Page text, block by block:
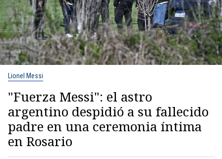
Lionel Messi
"Fuerza Messi": el astro
argentino despidió a su fallecido
padre en una ceremonia íntima
en Rosario